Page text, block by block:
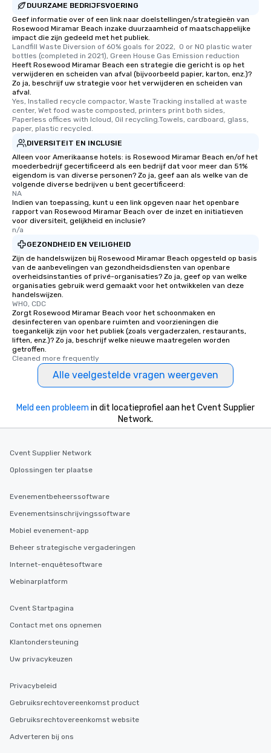
DUURZAME BEDRIJFSVOERING
Geef informatie over of een link naar doelstellingen/strategieën van
Rosewood Miramar Beach inzake duurzaamheid of maatschappelijke
impact die zijn gedeeld met het publiek.
Landfill Waste Diversion of 60% goals for 2022,  0 or NO plastic water
bottles (completed in 2021), Green House Gas Emission reduction
Heeft Rosewood Miramar Beach een strategie die gericht is op het
verwijderen en scheiden van afval (bijvoorbeeld papier, karton, enz.)?
Zo ja, beschrijf uw strategie voor het verwijderen en scheiden van
afval.
Yes, Installed recycle compactor, Waste Tracking installed at waste
center, Wet food waste composted, printers print both sides,
Paperless offices with Icloud, Oil recycling.Towels, cardboard, glass,
paper, plastic recycled.
DIVERSITEIT EN INCLUSIE
Alleen voor Amerikaanse hotels: is Rosewood Miramar Beach en/of het
moederbedrijf gecertificeerd als een bedrijf dat voor meer dan 51%
eigendom is van diverse personen? Zo ja, geef aan als welke van de
volgende diverse bedrijven u bent gecertificeerd:
NA
Indien van toepassing, kunt u een link opgeven naar het openbare
rapport van Rosewood Miramar Beach over de inzet en initiatieven
voor diversiteit, gelijkheid en inclusie?
n/a
GEZONDHEID EN VEILIGHEID
Zijn de handelswijzen bij Rosewood Miramar Beach opgesteld op basis
van de aanbevelingen van gezondheidsdiensten van openbare
overheidsinstanties of privé-organisaties? Zo ja, geef op van welke
organisaties gebruik werd gemaakt voor het ontwikkelen van deze
handelswijzen.
WHO, CDC
Zorgt Rosewood Miramar Beach voor het schoonmaken en
desinfecteren van openbare ruimten and voorzieningen die
toegankelijk zijn voor het publiek (zoals vergaderzalen, restaurants,
liften, enz.)? Zo ja, beschrijf welke nieuwe maatregelen worden
getroffen.
Cleaned more frequently
Alle veelgestelde vragen weergeven
Meld een probleem in dit locatieprofiel aan het Cvent Supplier
Network.
Cvent Supplier Network
Oplossingen ter plaatse
Evenementbeheerssoftware
Evenementsinschrijvingssoftware
Mobiel evenement-app
Beheer strategische vergaderingen
Internet-enquêtesoftware
Webinarplatform
Cvent Startpagina
Contact met ons opnemen
Klantondersteuning
Uw privacykeuzen
Privacybeleid
Gebruiksrechtovereenkomst product
Gebruiksrechtovereenkomst website
Adverteren bij ons